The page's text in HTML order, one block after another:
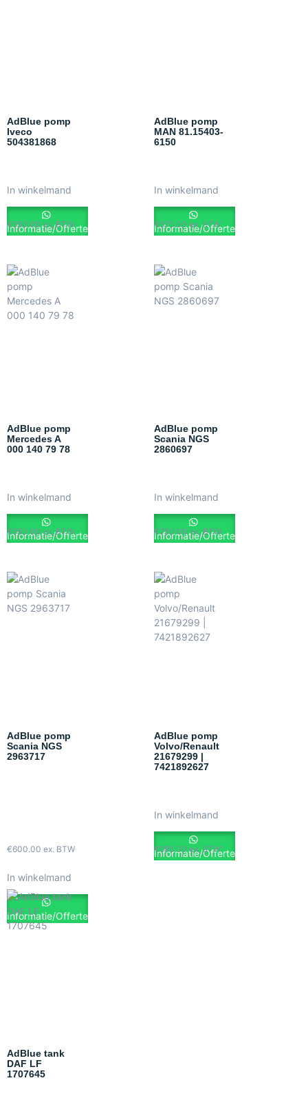
AdBlue pomp
Iveco
504381868
€650.00 ex. BTW
In winkelmand
Informatie/Offerte
AdBlue pomp
MAN 81.15403-
6150
€675.00 ex. BTW
In winkelmand
Informatie/Offerte
AdBlue pomp
Mercedes A
000 140 79 78
€650.00 ex. BTW
In winkelmand
Informatie/Offerte
AdBlue pomp
Scania NGS
2860697
€750.00 ex. BTW
In winkelmand
Informatie/Offerte
AdBlue pomp
Scania NGS
2963717
€600.00 ex. BTW
In winkelmand
Informatie/Offerte
AdBlue pomp
Volvo/Renault
21679299 |
7421892627
€695.00 ex. BTW
In winkelmand
Informatie/Offerte
AdBlue tank
DAF LF
1707645